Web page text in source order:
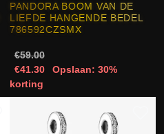
PANDORA BOOM VAN DE
LIEFDE HANGENDE BEDEL
786592CZSMX
€59.00
€41.30
Opslaan: 30%
korting